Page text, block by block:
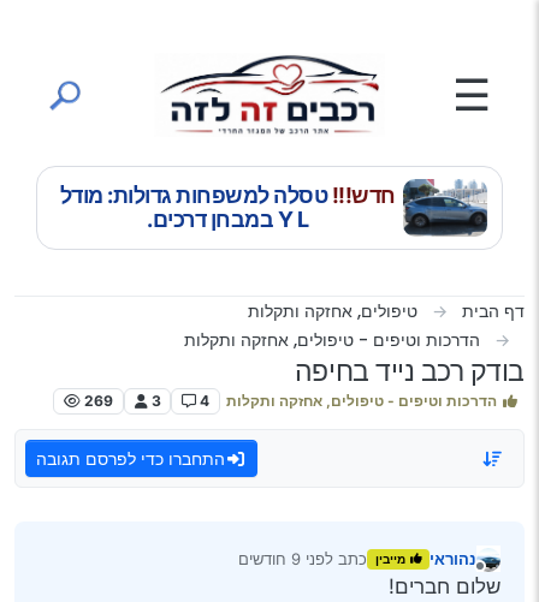
☰
חדש!!!טסלה למשפחות גדולות: מודל
Y L במבחן דרכים.
דף הבית
טיפולים, אחזקה ותקלות
הדרכות וטיפים - טיפולים, אחזקה ותקלות
בודק רכב נייד בחיפה
הדרכות וטיפים - טיפולים, אחזקה ותקלות 4
3
269
התחברו כדי לפרסם תגובה
מנותק
נהוראי מייבין כתב לפני 9 חודשים
נערך לאחרונה על ידי
שלום חברים!